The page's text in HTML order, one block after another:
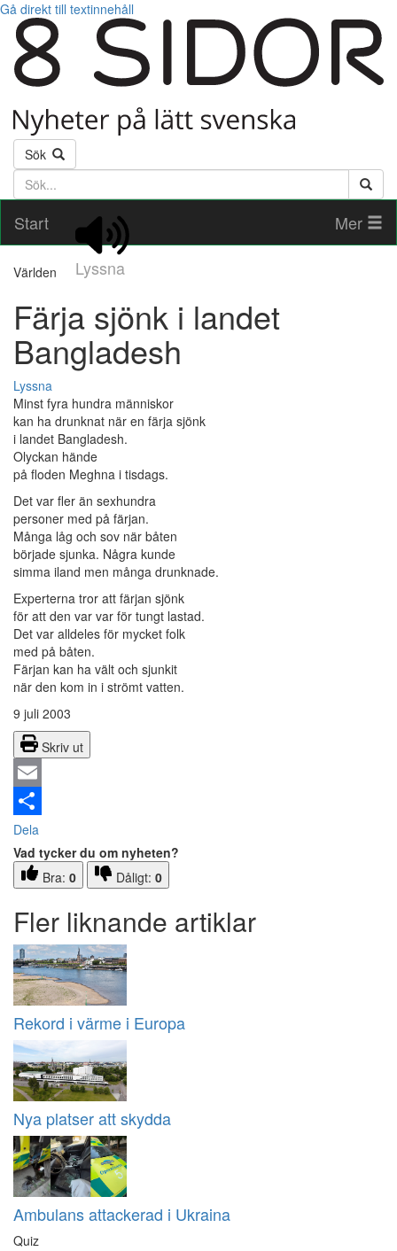
Gå direkt till textinnehåll
Sök
Söktext
Start
Lyssna
Mer
Världen
Färja sjönk i landet
Bangladesh
Lyssna
Minst fyra hundra människor
kan ha drunknat när en färja sjönk
i landet Bangladesh.
Olyckan hände
på floden Meghna i tisdags.
Det var fler än sexhundra
personer med på färjan.
Många låg och sov när båten
började sjunka. Några kunde
simma iland men många drunknade.
Experterna tror att färjan sjönk
för att den var var för tungt lastad.
Det var alldeles för mycket folk
med på båten.
Färjan kan ha vält och sjunkit
när den kom in i strömt vatten.
9 juli 2003
Skriv ut
Email
Dela
Vad tycker du om nyheten?
Bra: 0 Dåligt: 0
Fler liknande artiklar
Rekord i värme i Europa
Nya platser att skydda
Ambulans attackerad i Ukraina
Quiz